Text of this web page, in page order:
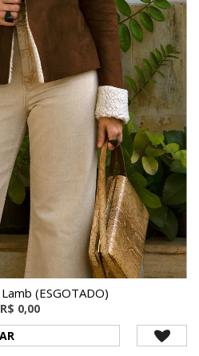
(ESGOTADO)
R$ 0,00